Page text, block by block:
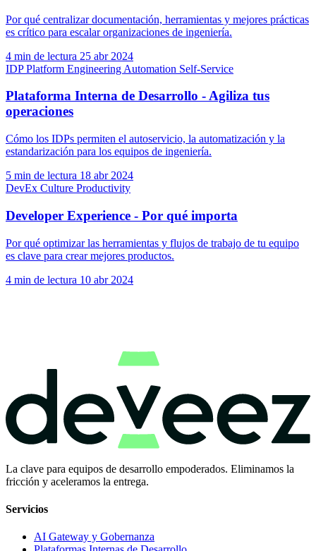
Por qué centralizar documentación, herramientas y mejores prácticas
es crítico para escalar organizaciones de ingeniería.
4 min de lectura 25 abr 2024
IDPPlatform Engineering Automation Self-Service
Plataforma Interna de Desarrollo - Agiliza tus
operaciones
Cómo los IDPs permiten el autoservicio, la automatización y la
estandarización para los equipos de ingeniería.
5 min de lectura 18 abr 2024
DevEx Culture Productivity
Developer Experience - Por qué importa
Por qué optimizar las herramientas y flujos de trabajo de tu equipo
es clave para crear mejores productos.
4 min de lectura 10 abr 2024
La clave para equipos de desarrollo empoderados. Eliminamos la
fricción y aceleramos la entrega.
Servicios
AI Gateway y Gobernanza